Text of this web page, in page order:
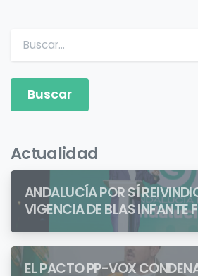
Buscar:
Actualidad
ANDALUCÍA POR SÍ
VIGENCIA DE BLAS INFANTE
QUIENES PRETENDEN NEGAR
IDENTIDAD ANDALUZA
EL PACTO PP-VOX